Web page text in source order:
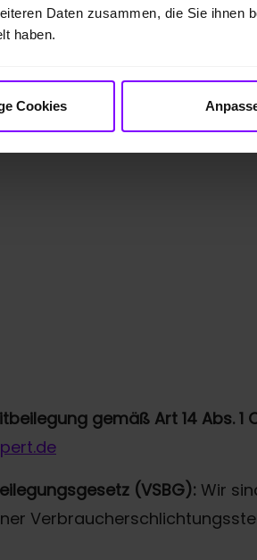
Daten zusammen, die Sie ihnen
haben.
Cookies
gemäß Art 14 Abs. 1
(VSBG): Wir